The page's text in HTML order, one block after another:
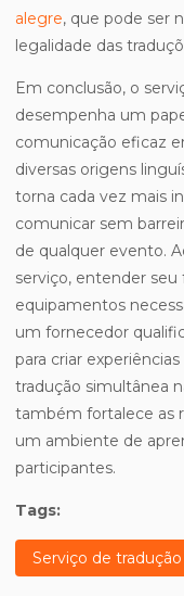
alegre, que pode ser
legalidade das
Em conclusão, o
desempenha um
comunicação eficaz
diversas origens
torna cada vez mais
comunicar sem
de qualquer evento.
serviço, entender
equipamentos
um fornecedor
para criar
tradução simultânea
também fortalece as
um ambiente de
participantes.
Tags:
Serviço de